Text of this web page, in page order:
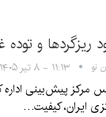
ریزگردها و توده
نو ۱۱:۱۳ - ۸ تیر ۱۴۰۵
مرکز پیش‌بینی اداره
ایران، کیفیت…